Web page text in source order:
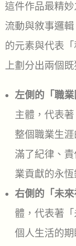
這件作品最精
流動與敘事邏輯
的元素與代表
上劃分出兩個
左側的「職業
主體，代表
整個職業生
滿了紀律、
業貢獻的永恆
右側的「未來
體，代表著
個人生活的